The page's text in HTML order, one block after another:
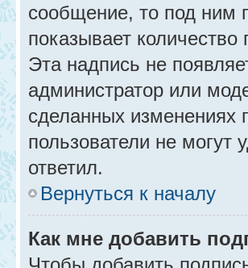
сообщение, то под ним
показывает
Эта надпись не
администратор или
сделанных изменениях
пользователи не могут
ответил.
Вернуться к началу
Как мне добавить